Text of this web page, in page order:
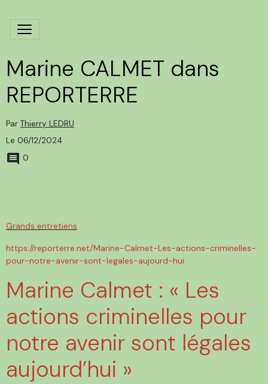
Marine CALMET dans
REPORTERRE
Par Thierry LEDRU
Le 06/12/2024
0
Grands entretiens
https://reporterre.net/Marine-Calmet-Les-actions-criminelles-
pour-notre-avenir-sont-legales-aujourd-hui
Marine Calmet : « Les
actions criminelles pour
notre avenir sont légales
aujourd’hui »